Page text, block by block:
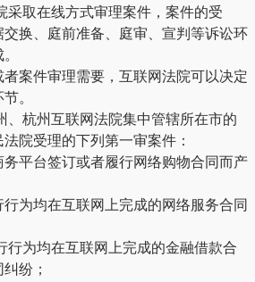
采取在线方式审理案件，案件的受
换、庭前准备、庭审、宣判等诉讼环
件审理需要，互联网法院可以决定
。
、杭州互联网法院集中管辖所在市的
院受理的下列第一审案件：
台签订或者履行网络购物合同而产
均在互联网上完成的网络服务合同
为均在互联网上完成的金融借款合
纷；